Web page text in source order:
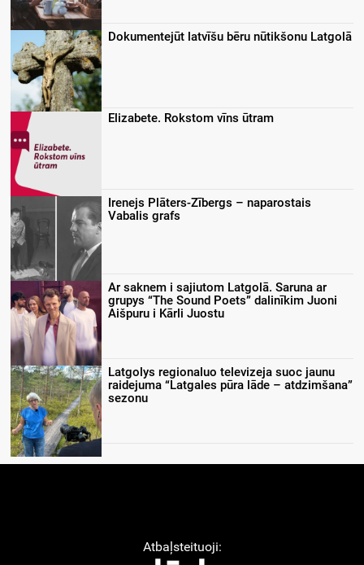
Dokumentejūt latvīšu bēru nūtikšonu Latgolā
Elizabete. Rokstom vīns ūtram
Irenejs Plāters-Zībergs – naparostais
Vabalis grafs
Ar saknem i sajiutom Latgolā. Saruna ar
grupys “The Sound Poets” dalinīkim Juoni
Aišpuru i Kārli Juostu
Latgolys regionaluo televizeja suoc jaunu
raidejuma “Latgales pūra lāde – atdzimšana”
sezonu
Atbaļsteituoji: